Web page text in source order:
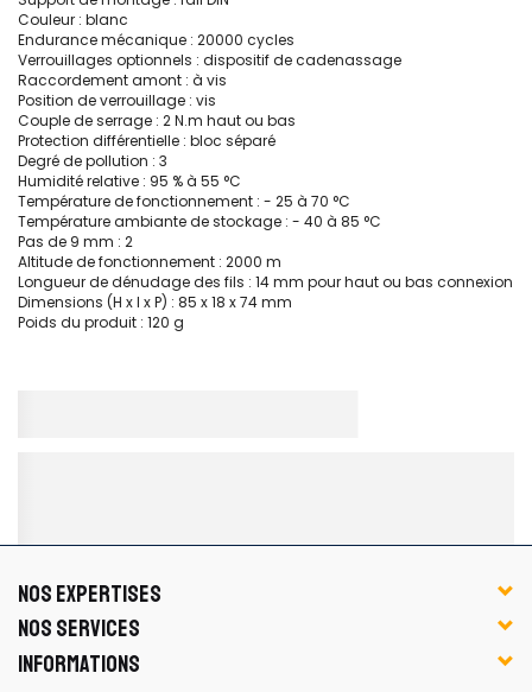
Couleur : blanc
Endurance mécanique : 20000 cycles
Verrouillages optionnels : dispositif de cadenassage
Raccordement amont : à vis
Position de verrouillage : vis
Couple de serrage : 2 N.m haut ou bas
Protection différentielle : bloc séparé
Degré de pollution : 3
Humidité relative : 95 % à 55 °C
Température de fonctionnement : - 25 à 70 °C
Température ambiante de stockage : - 40 à 85 °C
Pas de 9 mm : 2
Altitude de fonctionnement : 2000 m
Longueur de dénudage des fils : 14 mm pour haut ou bas connexion
Dimensions (H x l x P) : 85 x 18 x 74 mm
Poids du produit : 120 g
NOS EXPERTISES
NOS SERVICES
INFORMATIONS